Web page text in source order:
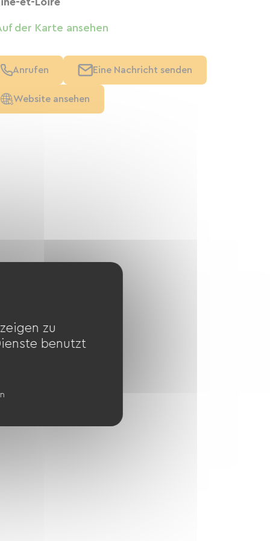
der Karte ansehen
Anrufen Eine Nachricht senden
Website ansehen
zu
benutzt